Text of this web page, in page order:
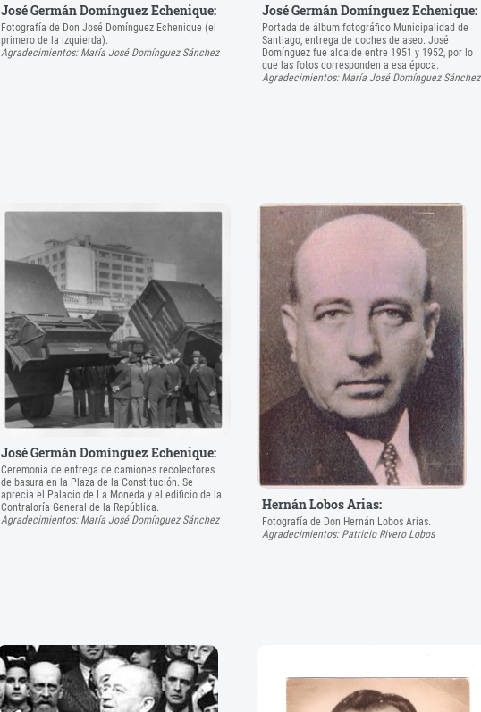
José Germán Domínguez Echenique:
Fotografía de Don José Domínguez Echenique (el
primero de la izquierda).
Agradecimientos: María José Domínguez Sánchez
José Germán Domínguez Echenique:
Portada de álbum fotográfico Municipalidad de
Santiago, entrega de coches de aseo. José
Domínguez fue alcalde entre 1951 y 1952, por lo
que las fotos corresponden a esa época.
Agradecimientos: María José Domínguez Sánchez
José Germán Domínguez Echenique:
Ceremonia de entrega de camiones recolectores
de basura en la Plaza de la Constitución. Se
aprecia el Palacio de La Moneda y el edificio de la
Contraloría General de la República.
Agradecimientos: María José Domínguez Sánchez
Hernán Lobos Arias:
Fotografía de Don Hernán Lobos Arias.
Agradecimientos: Patricio Rivero Lobos